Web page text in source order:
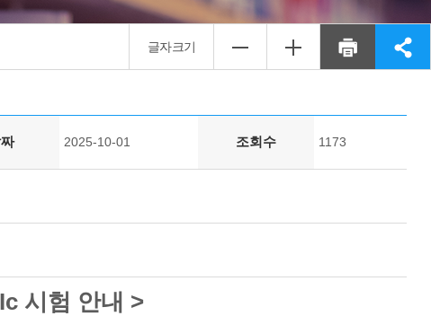
글자크기
2025-10-01 조회수 1173
시험 안내 >